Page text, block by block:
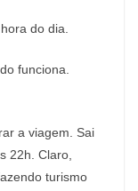
do dia.
funciona.
a viagem. Sai
22h. Claro,
turismo